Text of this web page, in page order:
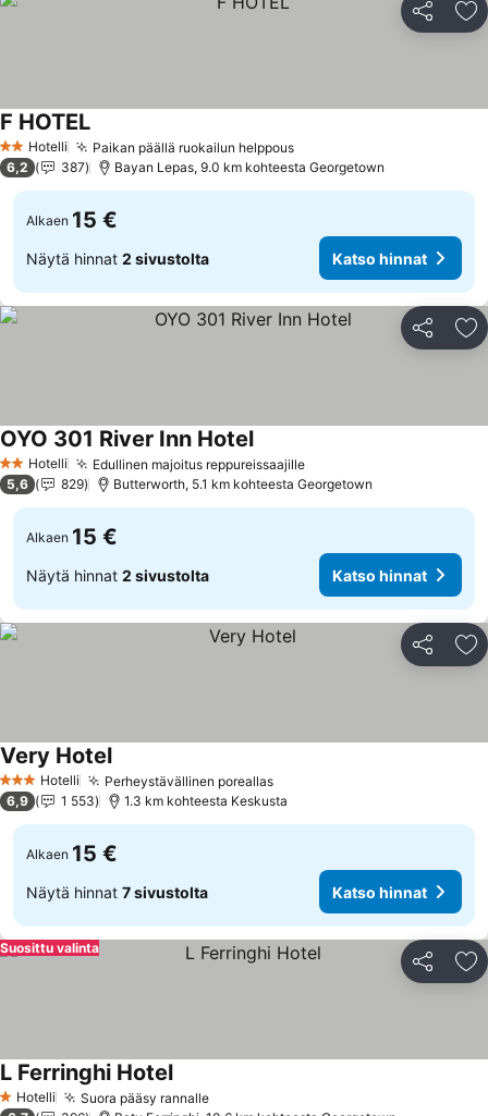
Jaa
2 Tähtiluokitus
Hotelli Paikan päällä ruokailun helppousKatso hinnat
F HOTELKatso hinnat
6,2 387 Bayan Lepas, 9.0 km kohteesta Georgetown
Alkaen 15 €
Näytä hinnat 2 sivustolta Katso hinnat
Jaa
2 Tähtiluokitus
Hotelli Edullinen majoitus reppureissaajilleKatso hinnat
OYO 301 River Inn HotelKatso hinnat
5,6 829 Butterworth, 5.1 km kohteesta Georgetown
Alkaen 15 €
Näytä hinnat 2 sivustolta Katso hinnat
Jaa
3 Tähtiluokitus
Hotelli Perheystävällinen poreallasKatso hinnat
Very HotelKatso hinnat
6,9 1 553 1.3 km kohteesta Keskusta
Alkaen 15 €
Näytä hinnat 7 sivustolta Katso hinnat
Jaa
Suosittu valinta
1 Tähtiluokitus
Hotelli Suora pääsy rannalleKatso hinnat
L Ferringhi HotelKatso hinnat